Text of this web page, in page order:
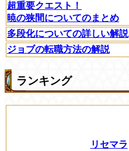
超重要クエスト！
暁の狭間についてのまとめ
多段化についての詳しい解説
ジョブの転職方法の解説
ランキング
リセマラ